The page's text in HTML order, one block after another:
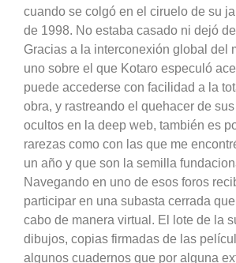
cuando se colgó en el ciruelo de su
de 1998. No estaba casado ni dejó
Gracias a la interconexión global del
uno sobre el que Kotaro especuló
puede accederse con facilidad a la
obra, y rastreando el quehacer de
ocultos en la deep web, también es
rarezas como con las que me
un año y que son la semilla
Navegando en uno de esos foros
participar en una subasta cerrada
cabo de manera virtual. El lote de la
dibujos, copias firmadas de las
algunos cuadernos que por alguna